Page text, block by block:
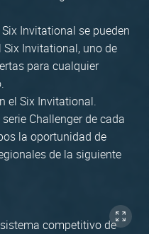
Invitational se pueden
Invitational, uno de
para cualquier
el Six Invitational.
Challenger de cada
la oportunidad de
de la siguiente
competitivo de